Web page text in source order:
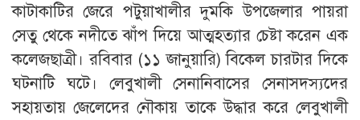
কাটাকাটির জেরে পটুয়াখালীর দুমকি উপজেলার পায়রা
সেতু থেকে নদীতে ঝাঁপ দিয়ে আত্মহত্যার চেষ্টা করেন এক
কলেজছাত্রী। রবিবার (১১ জানুয়ারি) বিকেল চারটার দিকে
ঘটনাটি ঘটে। লেবুখালী সেনানিবাসের সেনাসদস্যদের
সহায়তায় জেলেদের নৌকায় তাকে উদ্ধার করে লেবুখালী